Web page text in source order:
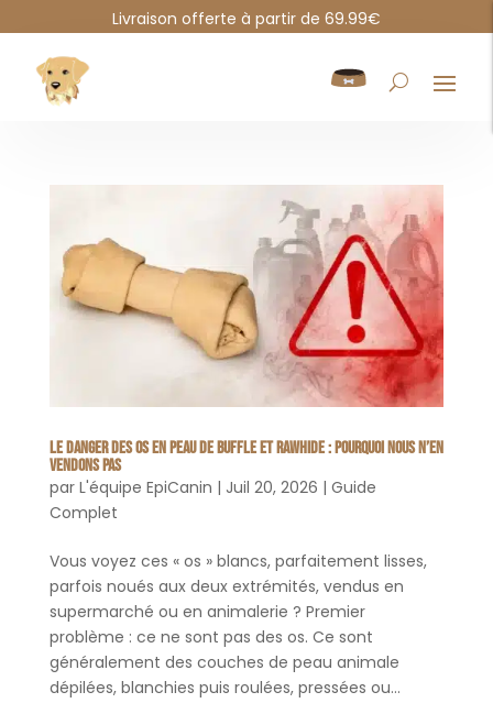
Livraison offerte à partir de 69.99€
Le danger des Os en peau de buffle et rawhide : pourquoi nous n’en
vendons pas
par L'équipe EpiCanin | Juil 20, 2026 | Guide
Complet
Vous voyez ces « os » blancs, parfaitement lisses,
parfois noués aux deux extrémités, vendus en
supermarché ou en animalerie ? Premier
problème : ce ne sont pas des os. Ce sont
généralement des couches de peau animale
dépilées, blanchies puis roulées, pressées ou...